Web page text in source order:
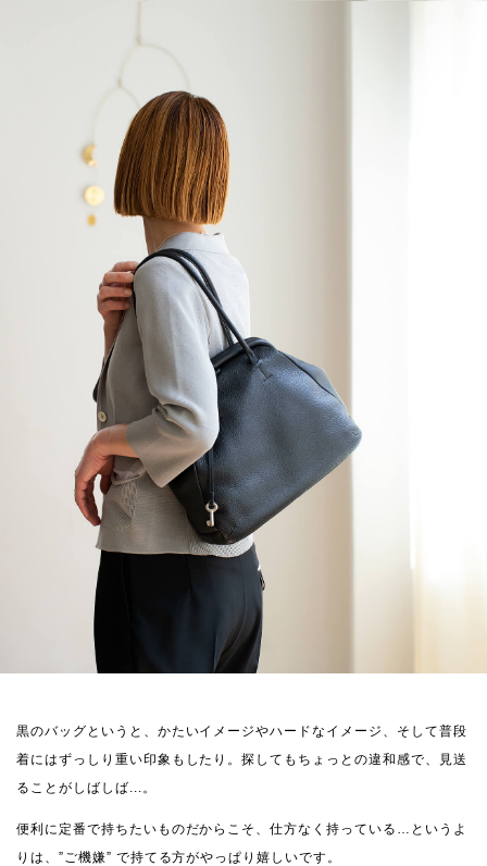
黒のバッグというと、かたいイメージやハードなイメージ、そして普段
着にはずっしり重い印象もしたり。探してもちょっとの違和感で、見送
ることがしばしば...。
便利に定番で持ちたいものだからこそ、仕方なく持っている…というよ
りは、”ご機嫌” で持てる方がやっぱり嬉しいです。